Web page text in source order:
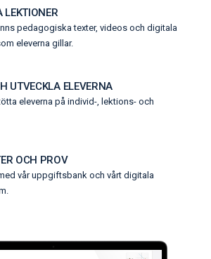
LEKTIONER
pedagogiska texter, videos och digitala
eleverna gillar.
UTVECKLA ELEVERNA
eleverna på individ-, lektions- och
OCH PROV
vår uppgiftsbank och vårt digitala